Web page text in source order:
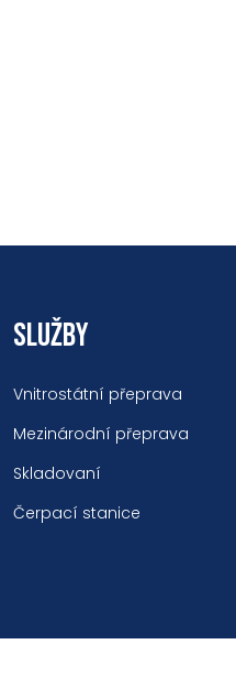
SLUŽBY
Vnitrostátní přeprava
Mezinárodní přeprava
Skladovaní
Čerpací stanice